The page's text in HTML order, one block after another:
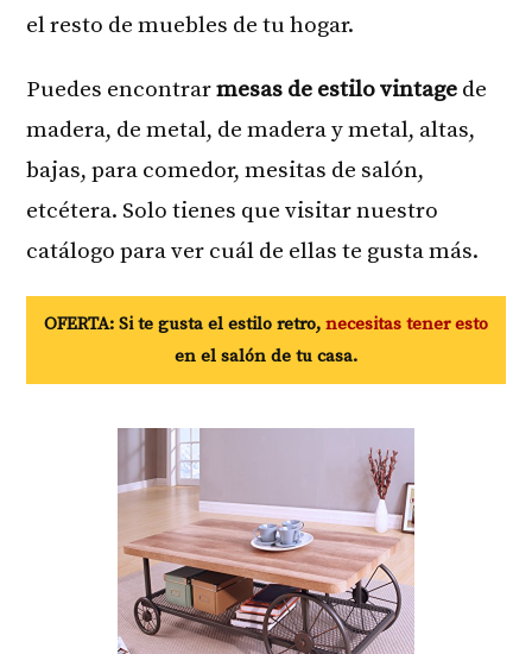
el resto de muebles de tu hogar.
Puedes encontrarmesas de estilo vintage de
madera, de metal, de madera y metal, altas,
bajas, para comedor, mesitas de salón,
etcétera. Solo tienes que visitar nuestro
catálogo para ver cuál de ellas te gusta más.
OFERTA: Si te gusta el estilo retro, necesitas tener esto
en el salón de tu casa.